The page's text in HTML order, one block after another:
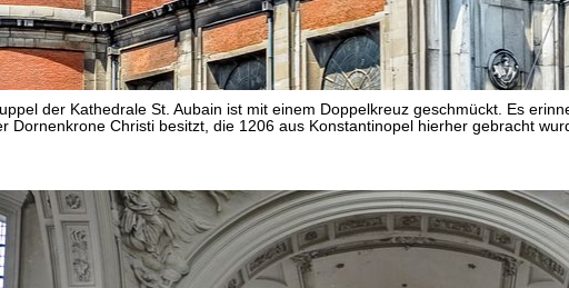
der Kathedrale St. Aubain ist mit einem Doppelkreuz geschmückt. Es
Dornenkrone Christi besitzt, die 1206 aus Konstantinopel hierher gebracht